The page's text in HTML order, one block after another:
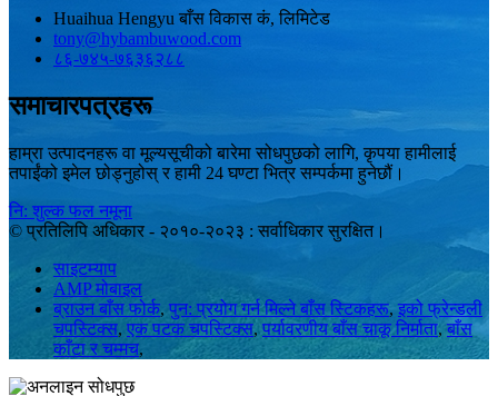
Huaihua Hengyu बाँस विकास कं, लिमिटेड
tony@hybambuwood.com
८६-७४५-७६३६२८८
समाचारपत्रहरू
हाम्रा उत्पादनहरू वा मूल्यसूचीको बारेमा सोधपुछको लागि, कृपया हामीलाई
तपाईंको इमेल छोड्नुहोस् र हामी 24 घण्टा भित्र सम्पर्कमा हुनेछौं।
नि: शुल्क फल नमूना
© प्रतिलिपि अधिकार - २०१०-२०२३ : सर्वाधिकार सुरक्षित।
साइटम्याप
AMP मोबाइल
ब्राउन बाँस फोर्क,पुन: प्रयोग गर्न मिल्ने बाँस स्टिकहरू,इको फ्रेन्डली
चपस्टिक्स, एक पटक चपस्टिक्स,पर्यावरणीय बाँस चाकू निर्माता,बाँस
काँटा र चम्मच,